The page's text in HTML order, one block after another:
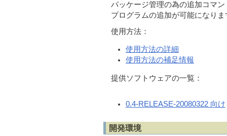
パッケージ管理の為の追加コマ
プログラムの追加が可能になりま
使用方法：
使用方法の詳細
使用方法の補足情報
提供ソフトウェアの一覧：
0.4-RELEASE-20080322 向け
開発環境